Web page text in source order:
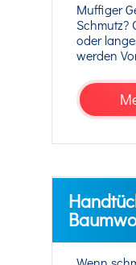
Muffiger
Schmutz?
oder
werden